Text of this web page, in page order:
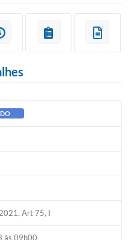
Art 75, I
às 09h00